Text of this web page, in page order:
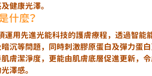
健康光澤。
什麼？
運用先進光能科技的護膚療程，透過智能
沉等問題，同時刺激膠原蛋白及彈力蛋白
膚潔淨度，更能由肌膚底層促進更新，
澤感。